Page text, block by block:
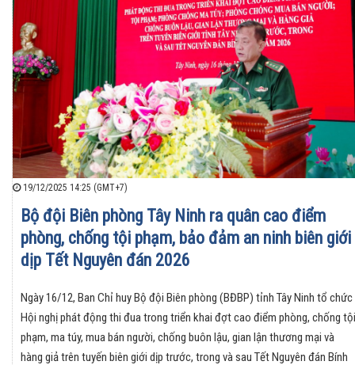
19/12/2025 14:25 (GMT+7)
Bộ đội Biên phòng Tây Ninh ra quân cao điểm
phòng, chống tội phạm, bảo đảm an ninh biên giới
dịp Tết Nguyên đán 2026
Ngày 16/12, Ban Chỉ huy Bộ đội Biên phòng (BĐBP) tỉnh Tây Ninh tổ chức
Hội nghị phát động thi đua trong triển khai đợt cao điểm phòng, chống tội
phạm, ma túy, mua bán người, chống buôn lậu, gian lận thương mại và
hàng giả trên tuyến biên giới dịp trước, trong và sau Tết Nguyên đán Bính